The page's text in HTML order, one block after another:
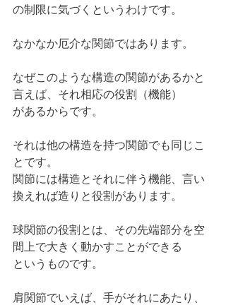
の制限に気づくというわけです。
なかなか厄介な関節ではあります。
なぜこのような構造の関節があるかと
言えば、それ相応の役割（機能）
があるからです。
それは他の構造を持つ関節でも同じこ
とです。
関節には構造とそれに伴う機能、言い
換えれば造りと役割があります。
球関節の役割とは、その先端部分を空
間上で大きく動かすことができる
というものです。
肩関節でいえば、手がそれにあたり、